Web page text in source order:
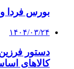
بورس‌ فردا
۱۴۰۴/۰۳/۲۴
دستور
کالاهای